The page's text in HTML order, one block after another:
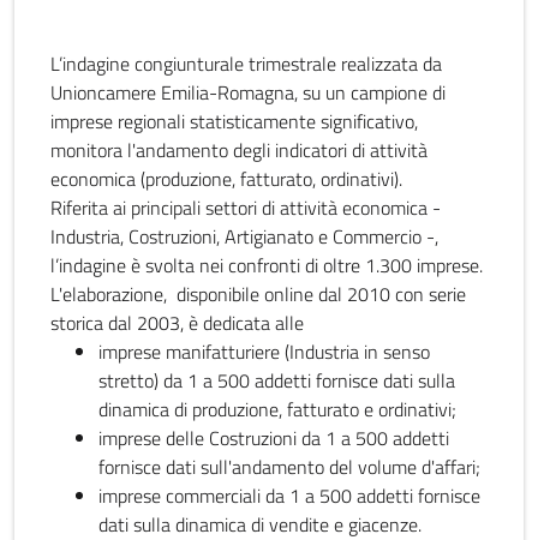
L’indagine congiunturale trimestrale realizzata da
Unioncamere Emilia-Romagna, su un campione di
imprese regionali statisticamente significativo,
monitora l'andamento degli indicatori di attività
economica (produzione, fatturato, ordinativi).
Riferita ai principali settori di attività economica -
Industria, Costruzioni, Artigianato e Commercio -,
l’indagine è svolta nei confronti di oltre 1.300 imprese.
L'elaborazione, disponibile online dal 2010 con serie
storica dal 2003, è dedicata alle
imprese manifatturiere (Industria in senso
stretto) da 1 a 500 addetti fornisce dati sulla
dinamica di produzione, fatturato e ordinativi;
imprese delle Costruzioni da 1 a 500 addetti
fornisce dati sull'andamento del volume d'affari;
imprese commerciali da 1 a 500 addetti fornisce
dati sulla dinamica di vendite e giacenze.